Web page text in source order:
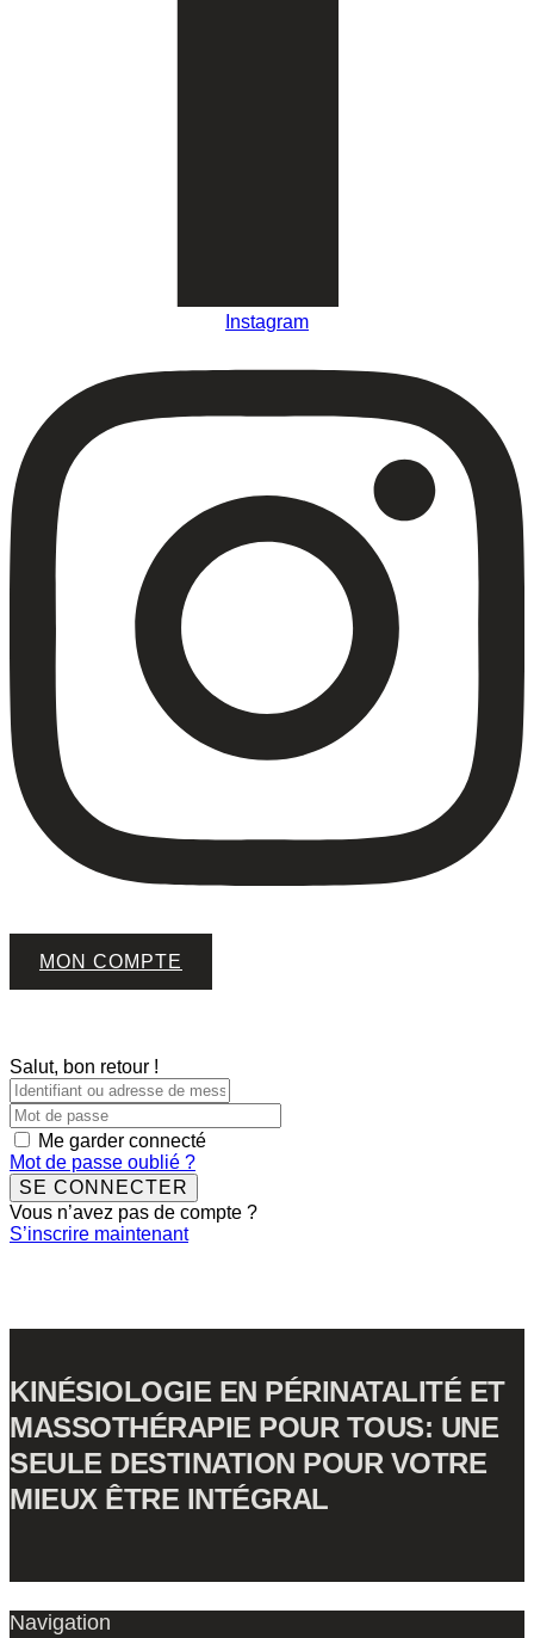
Instagram
MON COMPTE
Salut, bon retour !
Me garder connecté
Mot de passe oublié ?
SE CONNECTER
Vous n’avez pas de compte ?
S’inscrire maintenant
KINÉSIOLOGIE EN PÉRINATALITÉ ET
MASSOTHÉRAPIE POUR TOUS: UNE
SEULE DESTINATION POUR VOTRE
MIEUX ÊTRE INTÉGRAL
Navigation